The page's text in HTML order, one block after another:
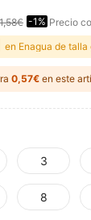
-1% Precio
en Enagua de talla
0,57€ en este
3
8